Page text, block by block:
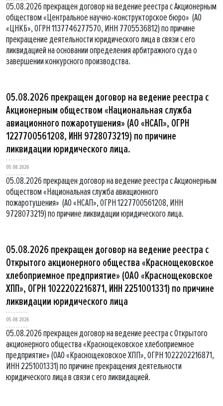
05.08.2026 прекращен договор на ведение реестра с Акционерным
обществом «Центральное научно-конструкторское бюро» (АО
«ЦНКБ», ОГРН 1137746277570, ИНН 7705536812) по причине
прекращение деятельности юридического лица в связи с его
ликвидацией на основании определения арбитражного суда о
завершении конкурсного производства.
05.08.2026 прекращен договор на ведение реестра с
Акционерным обществом «Национальная служба
авиационного пожаротушения» (АО «НСАП», ОГРН
1227700561208, ИНН 9728073219) по причине
ликвидации юридического лица.
05.08.2026
05.08.2026 прекращен договор на ведение реестра с Акционерным
обществом «Национальная служба авиационного
пожаротушения» (АО «НСАП», ОГРН 1227700561208, ИНН
9728073219) по причине ликвидации юридического лица.
05.08.2026 прекращен договор на ведение реестра с
Открытого акционерного общества «Краснощековское
хлебоприемное предприятие» (ОАО «Краснощековское
ХПП», ОГРН 1022202216871, ИНН 2251001331) по причине
ликвидации юридического лица
05.08.2026
05.08.2026 прекращен договор на ведение реестра с Открытого
акционерного общества «Краснощековское хлебоприемное
предприятие» (ОАО «Краснощековское ХПП», ОГРН 1022202216871,
ИНН 2251001331) по причине прекращения деятельности
юридического лица в связи с его ликвидацией.